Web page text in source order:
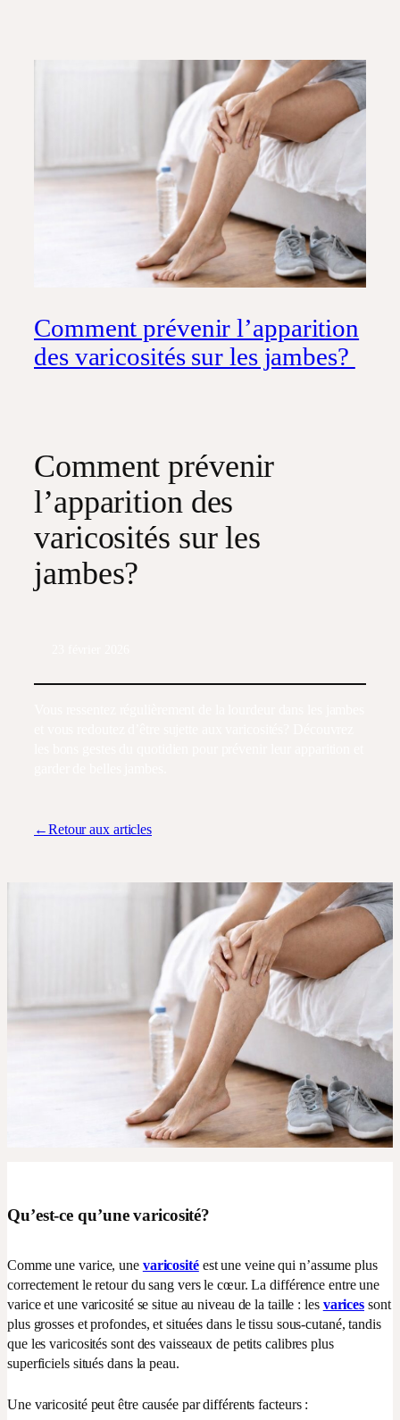
Comment prévenir l’apparition
des varicosités sur les jambes?
Comment prévenir
l’apparition des
varicosités sur les
jambes?
←Retour aux articles
Qu’est-ce qu’une varicosité?
Comme une varice, une varicosité est une veine qui n’assume plus
correctement le retour du sang vers le cœur. La différence entre une
varice et une varicosité se situe au niveau de la taille : les varices sont
plus grosses et profondes, et situées dans le tissu sous-cutané, tandis
que les varicosités sont des vaisseaux de petits calibres plus
superficiels situés dans la peau.
Une varicosité peut être causée par différents facteurs :